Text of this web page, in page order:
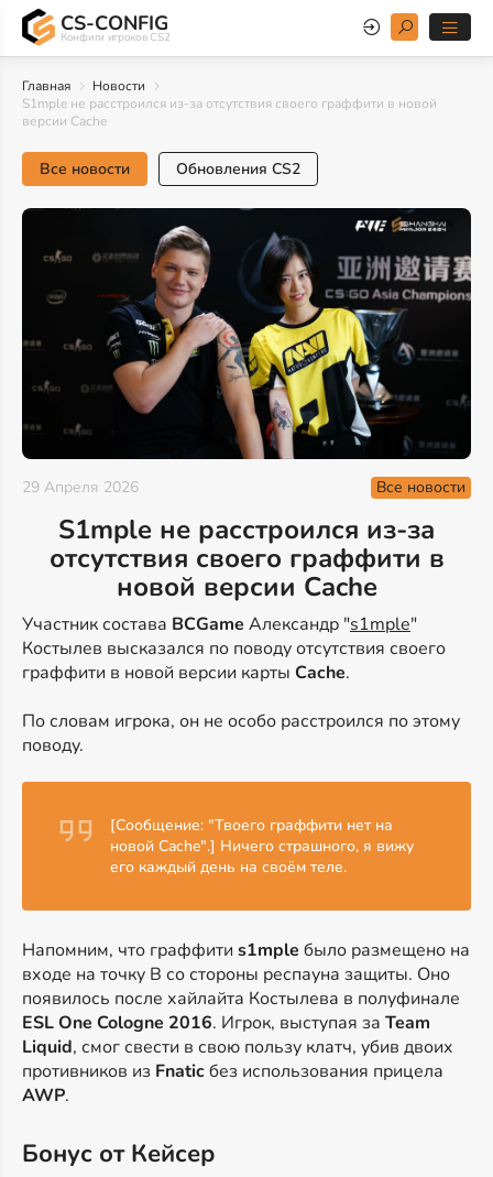
CS-CONFIG
Конфиги игроков CS2
Главная
Новости
S1mple не расстроился из-за отсутствия своего граффити в новой
версии Cache
Все новости Обновления CS2
29 Апреля 2026 Все новости
S1mple не расстроился из-за
отсутствия своего граффити в
новой версии Cache
Участник состава BCGame Александр "s1mple"
Костылев высказался по поводу отсутствия своего
граффити в новой версии карты Cache.
По словам игрока, он не особо расстроился по этому
поводу.
[Сообщение: "Твоего граффити нет на
новой Cache".] Ничего страшного, я вижу
его каждый день на своём теле.
Напомним, что граффити s1mple было размещено на
входе на точку B со стороны респауна защиты. Оно
появилось после хайлайта Костылева в полуфинале
ESL One Cologne 2016. Игрок, выступая за Team
Liquid, смог свести в свою пользу клатч, убив двоих
противников из Fnaticбез использования прицела
AWP.
Бонус от Кейсер